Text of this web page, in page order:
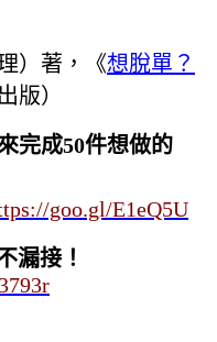
）著，《想脫單？
版）
完成50件想做的
goo.gl/E1eQ5U
漏接！